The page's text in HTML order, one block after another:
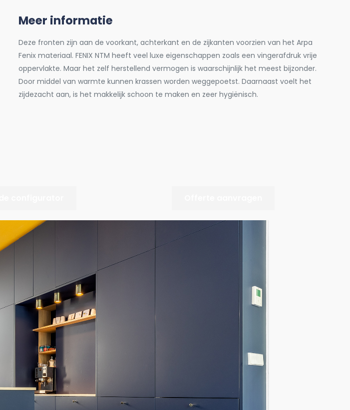
Meer informatie
Deze fronten zijn aan de voorkant, achterkant en de zijkanten voorzien van het Arpa
Fenix materiaal. FENIX NTM heeft veel luxe eigenschappen zoals een vingerafdruk vrije
oppervlakte. Maar het zelf herstellend vermogen is waarschijnlijk het meest bijzonder.
Door middel van warmte kunnen krassen worden weggepoetst. Daarnaast voelt het
zijdezacht aan, is het makkelijk schoon te maken en zeer hygiënisch.